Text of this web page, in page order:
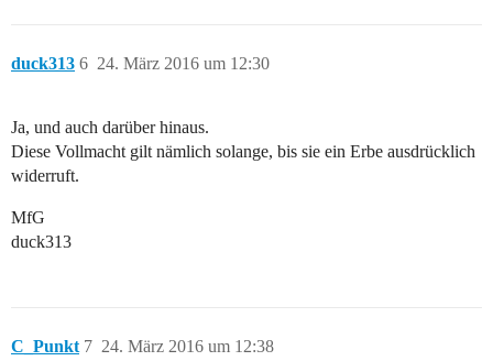
duck313 24. März 2016 um 12:30
6
Ja, und auch darüber hinaus.
Diese Vollmacht gilt nämlich solange, bis sie ein Erbe ausdrücklich
widerruft.
MfG
duck313
C_Punkt 24. März 2016 um 12:38
7